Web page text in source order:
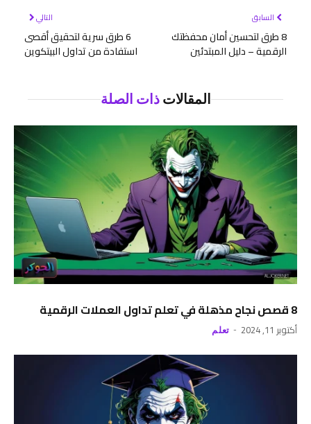
السابق
8 طرق لتحسين أمان محفظتك
الرقمية – دليل المبتدئين
التالي
6 طرق سرية لتحقيق أقصى
استفادة من تداول البيتكوين
المقالاتذات الصلة
8 قصص نجاح مذهلة في تعلم تداول العملات الرقمية
أكتوبر 11, 2024 تعلم